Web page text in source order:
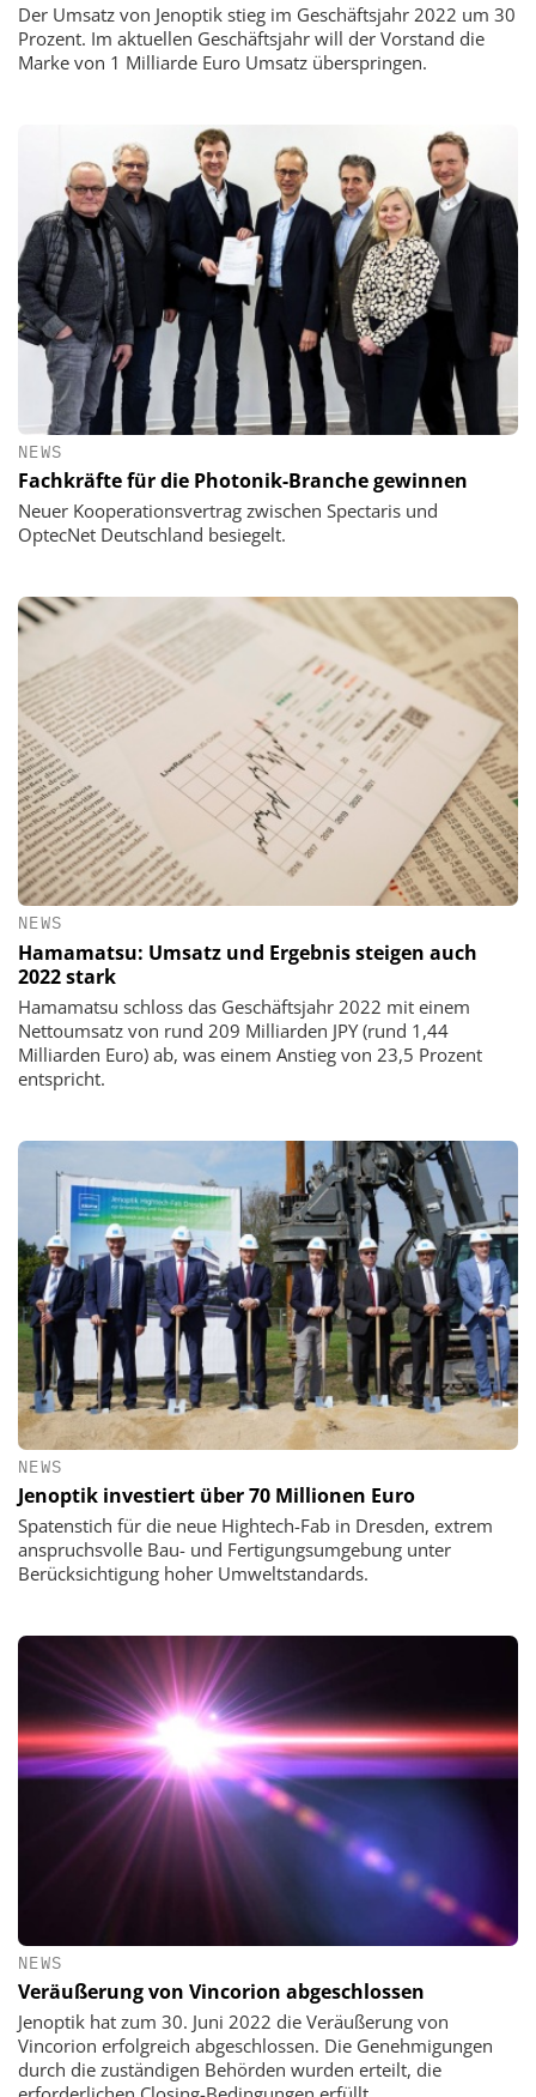
Der Umsatz von Jenoptik stieg im Geschäftsjahr 2022 um 30
Prozent. Im aktuellen Geschäftsjahr will der Vorstand die
Marke von 1 Milliarde Euro Umsatz überspringen.
NEWS
Fachkräfte für die Photonik-Branche gewinnen
Neuer Kooperationsvertrag zwischen Spectaris und
OptecNet Deutschland besiegelt.
NEWS
Hamamatsu: Umsatz und Ergebnis steigen auch
2022 stark
Hamamatsu schloss das Geschäftsjahr 2022 mit einem
Nettoumsatz von rund 209 Milliarden JPY (rund 1,44
Milliarden Euro) ab, was einem Anstieg von 23,5 Prozent
entspricht.
NEWS
Jenoptik investiert über 70 Millionen Euro
Spatenstich für die neue Hightech-Fab in Dresden, extrem
anspruchsvolle Bau- und Fertigungsumgebung unter
Berücksichtigung hoher Umweltstandards.
NEWS
Veräußerung von Vincorion abgeschlossen
Jenoptik hat zum 30. Juni 2022 die Veräußerung von
Vincorion erfolgreich abgeschlossen. Die Genehmigungen
durch die zuständigen Behörden wurden erteilt, die